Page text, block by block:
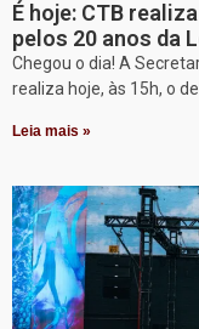
É hoje: CTB
pelos 20 anos da
Chegou o dia! A
realiza hoje, às 15h, o
Leia mais »